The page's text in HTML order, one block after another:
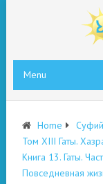
Menu
Home
Том XIII Гаты.
Книга 13. Гаты.
Повседневная